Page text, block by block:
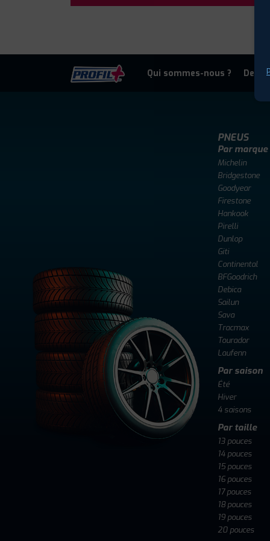
Qui sommes-nous ?
PNEUS
Par marque
Michelin
Bridgestone
Goodyear
Firestone
Hankook
Pirelli
Dunlop
Giti
Continental
BFGoodrich
Debica
Sailun
Sava
Tracmax
Tourador
Laufenn
Par saison
Été
Hiver
4 saisons
Par taille
13 pouces
14 pouces
15 pouces
16 pouces
17 pouces
18 pouces
19 pouces
20 pouces